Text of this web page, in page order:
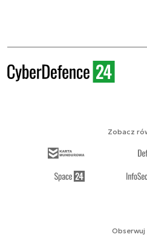
Obserwuj
Zobacz